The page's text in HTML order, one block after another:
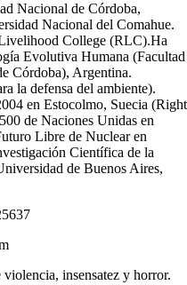
Nacional de Córdoba,
Nacional del Comahue.
College (RLC).Ha
Evolutiva Humana (Facultad
Córdoba), Argentina.
la defensa del ambiente).
en Estocolmo, Suecia (Right
de Naciones Unidas en
Libre de Nuclear en
Científica de la
de Buenos Aires,
insensatez y horror.